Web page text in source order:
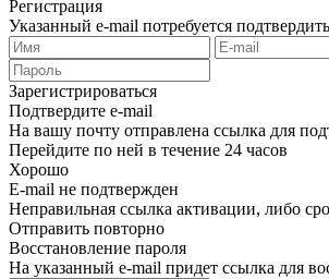
Регистрация
Указанный e-mail потребуется подтвердить
Зарегистрироваться
Подтвердите e-mail
На вашу почту отправлена ссылка для
Перейдите по ней в течение 24 часов
Хорошо
E-mail не подтвержден
Неправильная ссылка активации, либо
Отправить повторно
Восстановление пароля
На указанный e-mail придет ссылка для